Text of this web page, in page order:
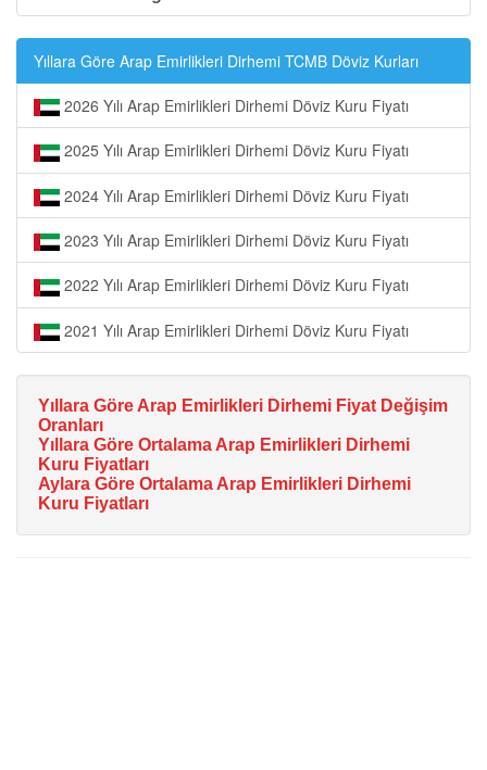
Yıllara Göre Arap Emirlikleri Dirhemi TCMB Döviz Kurları
2026 Yılı Arap Emirlikleri Dirhemi Döviz Kuru Fiyatı
2025 Yılı Arap Emirlikleri Dirhemi Döviz Kuru Fiyatı
2024 Yılı Arap Emirlikleri Dirhemi Döviz Kuru Fiyatı
2023 Yılı Arap Emirlikleri Dirhemi Döviz Kuru Fiyatı
2022 Yılı Arap Emirlikleri Dirhemi Döviz Kuru Fiyatı
2021 Yılı Arap Emirlikleri Dirhemi Döviz Kuru Fiyatı
Yıllara Göre Arap Emirlikleri Dirhemi Fiyat Değişim
Oranları
Yıllara Göre Ortalama Arap Emirlikleri Dirhemi
Kuru Fiyatları
Aylara Göre Ortalama Arap Emirlikleri Dirhemi
Kuru Fiyatları